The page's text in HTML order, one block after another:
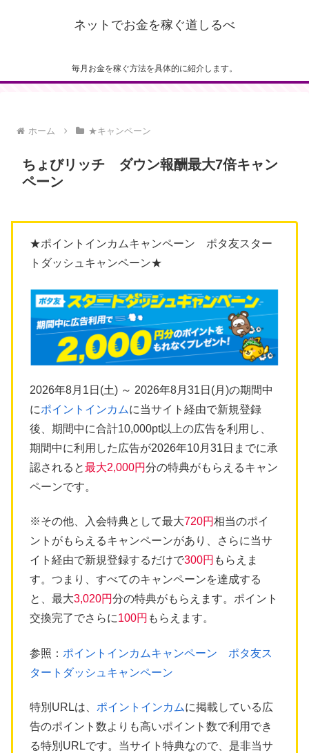
ネットでお金を稼ぐ道しるべ
毎月お金を稼ぐ方法を具体的に紹介します。
ホーム ★キャンペーン
ちょびリッチ ダウン報酬最大7倍キャン
ペーン
★ポイントインカムキャンペーン ポタ友スター
トダッシュキャンペーン★
2026年8月1日(土) ～ 2026年8月31日(月)の期間中
にポイントインカムに当サイト経由で新規登録
後、期間中に合計10,000pt以上の広告を利用し、
期間中に利用した広告が2026年10月31日までに承
認されると最大2,000円分の特典がもらえるキャン
ペーンです。
※その他、入会特典として最大720円相当のポイ
ントがもらえるキャンペーンがあり、さらに当サ
イト経由で新規登録するだけで300円 もらえま
す。つまり、すべてのキャンペーンを達成する
と、最大3,020円分の特典がもらえます。ポイント
交換完了でさらに100円 もらえます。
参照： ポイントインカムキャンペーン ポタ友ス
タートダッシュキャンペーン
特別URLは、 ポイントインカムに掲載している広
告のポイント数よりも高いポイント数で利用でき
る特別URLです。当サイト特典なので、是非当サ